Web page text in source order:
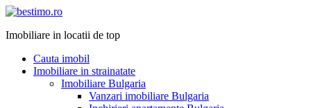
Imobiliare in locatii de top
Cauta imobil
Imobiliare in strainatate
Imobiliare Bulgaria
Vanzari imobiliare Bulgaria